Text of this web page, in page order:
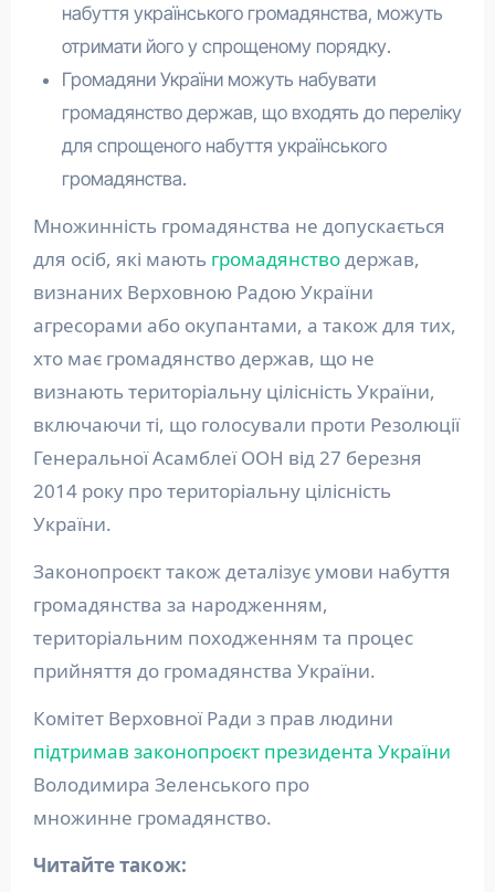
набуття українського громадянства, можуть
отримати його у спрощеному порядку.
Громадяни України можуть набувати
громадянство держав, що входять до переліку
для спрощеного набуття українського
громадянства.
Множинність громадянства не допускається
для осіб, які мають громадянстводержав,
визнаних Верховною Радою України
агресорами або окупантами, а також для тих,
хто має громадянство держав, що не
визнають територіальну цілісність України,
включаючи ті, що голосували проти Резолюції
Генеральної Асамблеї ООН від 27 березня
2014 року про територіальну цілісність
України.
Законопроєкт також деталізує умови набуття
громадянства за народженням,
територіальним походженням та процес
прийняття до громадянства України.
Комітет Верховної Ради з прав людини
підтримав законопроєкт президента України
Володимира Зеленського про
множинне громадянство.
Читайте також: